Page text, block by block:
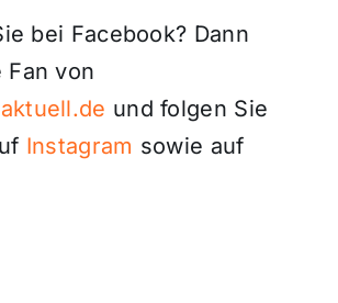
bei Facebook? Dann
Fan von
und folgen Sie
Instagram sowie auf